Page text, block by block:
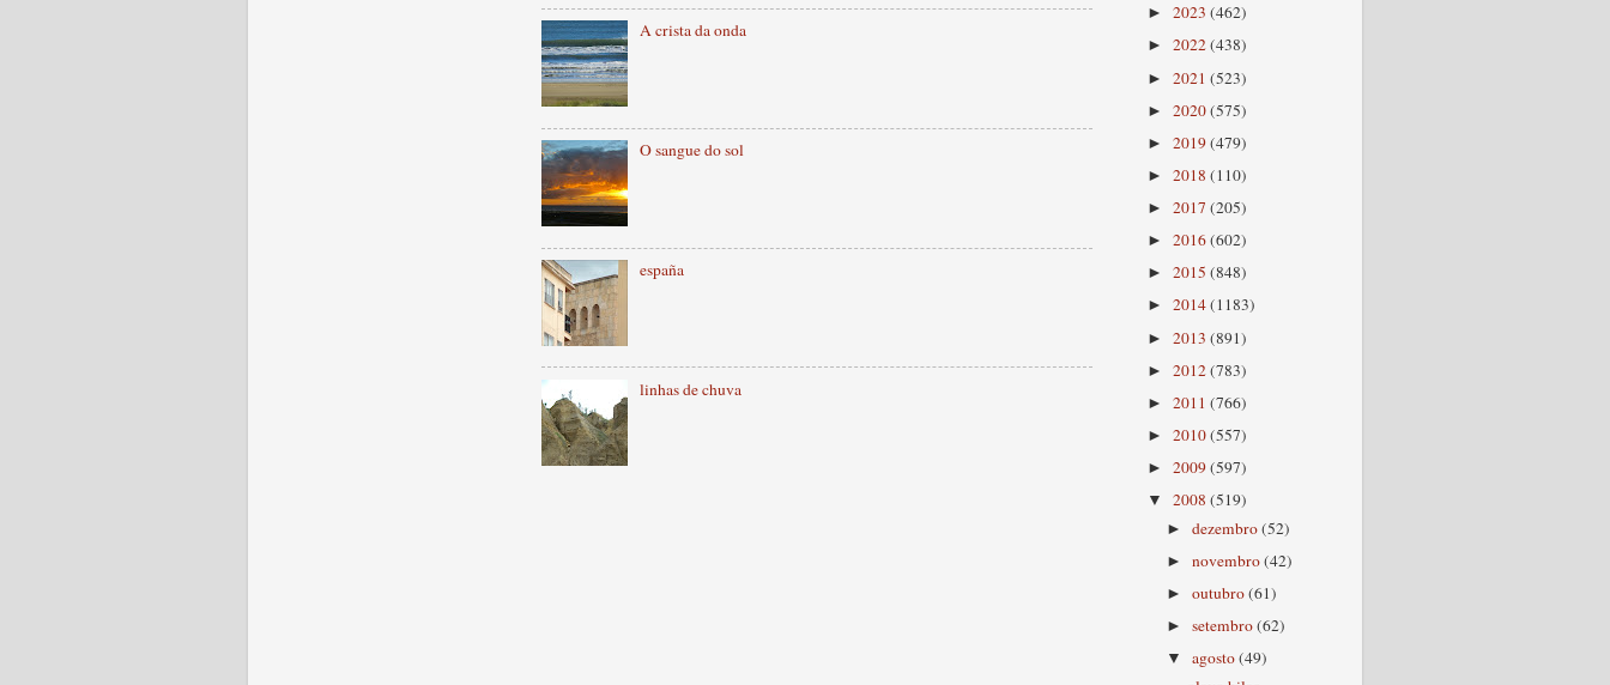
A crista da onda
O sangue do sol
españa
linhas de chuva
► 2023 (462)
► 2022(438)
► 2021 (523)
► 2020(575)
► 2019(479)
► 2018 (110)
► 2017 (205)
► 2016(602)
► 2015 (848)
► 2014(1183)
► 2013 (891)
► 2012(783)
► 2011 (766)
► 2010(557)
► 2009(597)
▼ 2008 (519)
►dezembro(52)
►novembro(42)
►outubro(61)
►setembro(62)
▼agosto(49)